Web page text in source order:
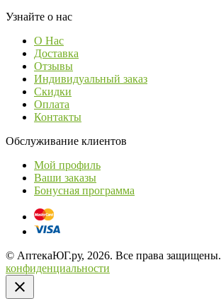
Узнайте о нас
О Нас
Доставка
Отзывы
Индивидуальный заказ
Скидки
Оплата
Контакты
Обслуживание клиентов
Мой профиль
Ваши заказы
Бонусная программа
© АптекаЮГ.ру, 2026. Все права защищены.
конфиденциальности